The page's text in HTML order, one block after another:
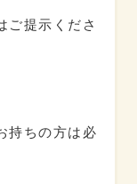
ご提示くださ
持ちの方は必